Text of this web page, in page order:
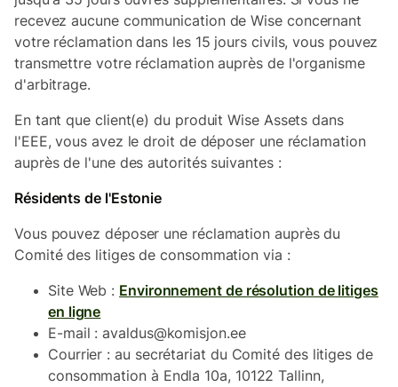
recevez aucune communication de Wise concernant
votre réclamation dans les 15 jours civils, vous pouvez
transmettre votre réclamation auprès de l'organisme
d'arbitrage.
En tant que client(e) du produit Wise Assets dans
l'EEE, vous avez le droit de déposer une réclamation
auprès de l'une des autorités suivantes :
Résidents de l'Estonie
Vous pouvez déposer une réclamation auprès du
Comité des litiges de consommation via :
Site Web : Environnement de résolution de litiges
en ligne
E-mail : avaldus@komisjon.ee
Courrier : au secrétariat du Comité des litiges de
consommation à Endla 10a, 10122 Tallinn,